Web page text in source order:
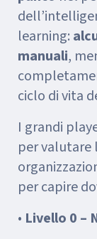
learning:
manuali,
ciclo di vita
I grandi
per valutare
per capire
• Livello 0 –